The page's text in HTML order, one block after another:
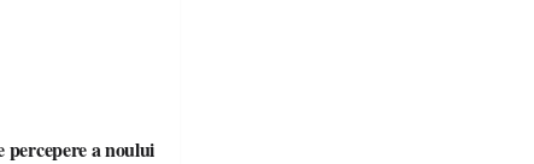
percepere a noului